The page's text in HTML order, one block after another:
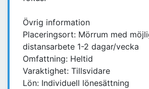
Övrig information
Placeringsort: Mörrum med
distansarbete 1-2 dagar/vecka
Omfattning: Heltid
Varaktighet: Tillsvidare
Lön: Individuell lönesättning